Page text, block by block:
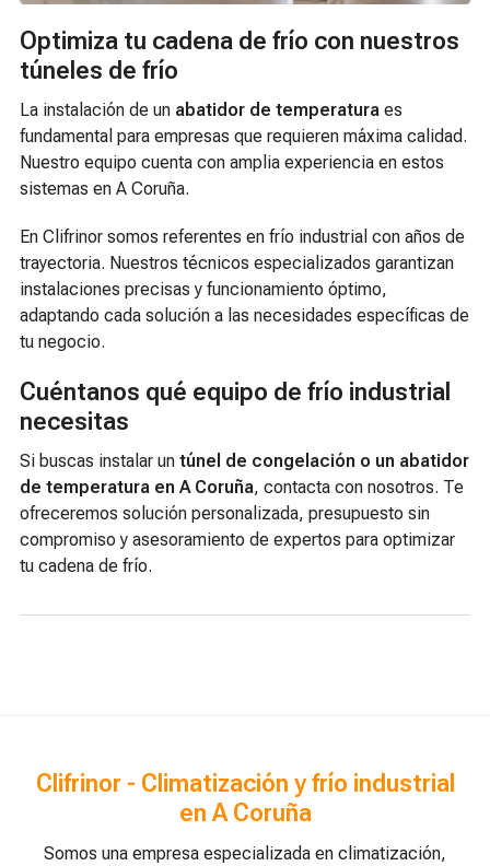
Optimiza tu cadena de frío con nuestros
túneles de frío
La instalación de un abatidor de temperaturaes
fundamental para empresas que requieren máxima calidad.
Nuestro equipo cuenta con amplia experiencia en estos
sistemas en A Coruña.
En Clifrinor somos referentes en frío industrial con años de
trayectoria. Nuestros técnicos especializados garantizan
instalaciones precisas y funcionamiento óptimo,
adaptando cada solución a las necesidades específicas de
tu negocio.
Cuéntanos qué equipo de frío industrial
necesitas
Si buscas instalar un túnel de congelación o un abatidor
de temperatura en A Coruña, contacta con nosotros. Te
ofreceremos solución personalizada, presupuesto sin
compromiso y asesoramiento de expertos para optimizar
tu cadena de frío.
Clifrinor - Climatización y frío industrial
en A Coruña
Somos una empresa especializada en climatización,